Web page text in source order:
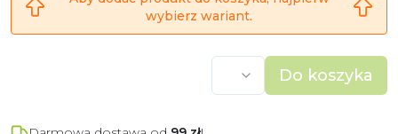
wybierz wariant.
Do koszyka